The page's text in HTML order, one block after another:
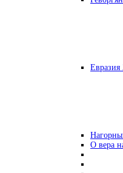
Евразия
О вера